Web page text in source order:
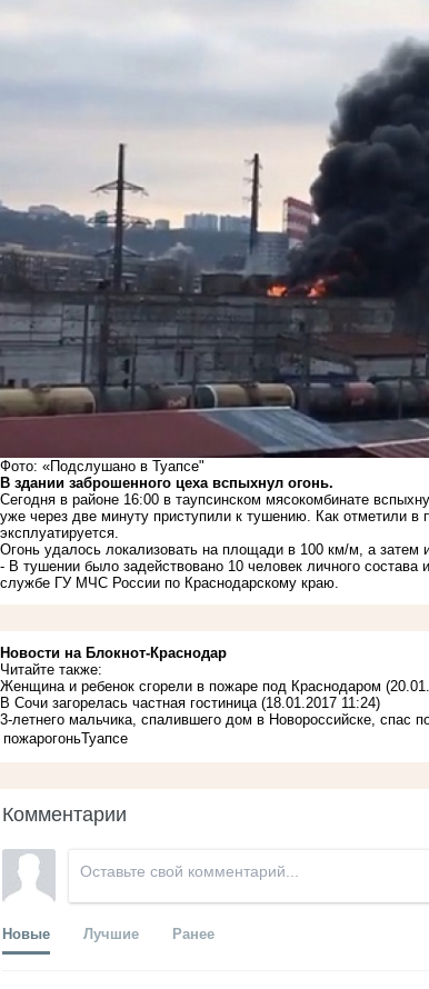
Фото: «Подслушано в Туапсе"
В здании заброшенного цеха вспыхнул огонь.
Сегодня в районе 16:00 в таупсинском мясокомбинате
уже через две минуту приступили к тушению. Как отметили
эксплуатируется.
Огонь удалось локализовать на площади в 100 км/м, а затем
- В тушении было задействовано 10 человек личного
службе ГУ МЧС России по Краснодарскому краю.
Новости на Блoкнoт-Краснодар
Читайте также:
Женщина и ребенок сгорели в пожаре под Краснодаром
В Сочи загорелась частная гостиница (18.01.2017 11:24)
3-летнего мальчика, спалившего дом в Новороссийске, спас
пожарогоньТуапсе
Комментарии
Новые Лучшие Ранее